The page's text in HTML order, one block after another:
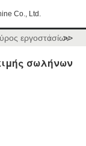
Co., Ltd.
εργοστασίων
>>
σωλήνων